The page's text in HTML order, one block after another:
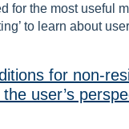
for the most useful
to learn about
for non-
user’s